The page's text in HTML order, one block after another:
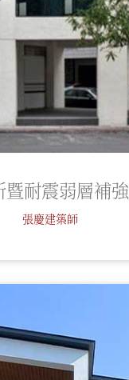
暨耐震弱層補強
張慶建築師